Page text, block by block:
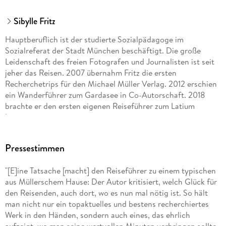
Sibylle Fritz
Hauptberuflich ist der studierte Sozialpädagoge im
Sozialreferat der Stadt München beschäftigt. Die große
Leidenschaft des freien Fotografen und Journalisten ist seit
jeher das Reisen. 2007 übernahm Fritz die ersten
Recherchetrips für den Michael Müller Verlag. 2012 erschien
ein Wanderführer zum Gardasee in Co-Autorschaft. 2018
brachte er den ersten eigenen Reiseführer zum Latium
heraus.
Neben dem Bekannten das Unbekannte zu entdecken, lockt
natürlich so gehört sich das südlich des Brenners
unverfälschte Küche, qualitätvolle Weine und ab und an ein
kräftiger Espresso. www. flofritz. de
Pressestimmen
"[E]ine Tatsache [macht] den Reiseführer zu einem typischen
aus Müllerschem Hause: Der Autor kritisiert, welch Glück für
den Reisenden, auch dort, wo es nun mal nötig ist. So hält
man nicht nur ein topaktuelles und bestens recherchiertes
Werk in den Händen, sondern auch eines, das ehrlich